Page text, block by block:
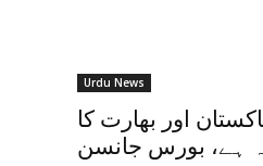
Urdu News
اور بھارت کا
ہے، بورس جانسن